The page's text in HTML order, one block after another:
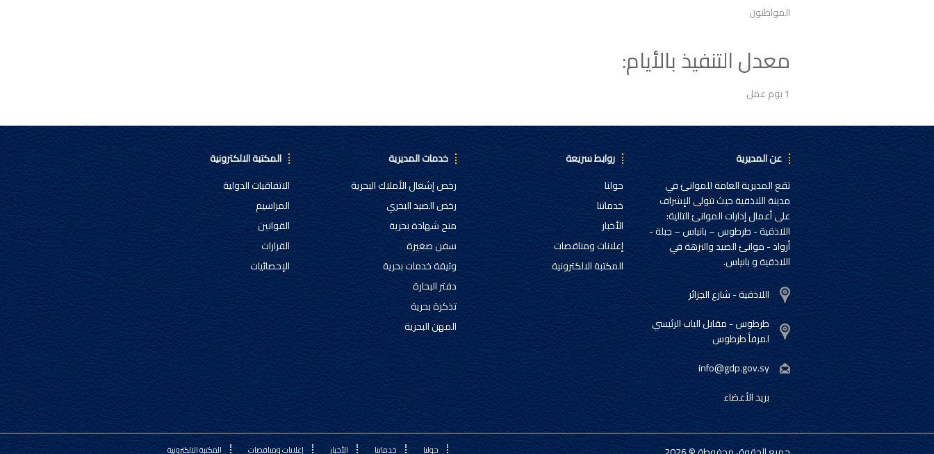
المواطنون
معدل التنفيذ بالأيام:
1 يوم عمل
عن المديرية
تقع المديرية العامة للموانئ في
مدينة اللاذقية حيث تتولى الإشراف
على أعمال إدارات الموانئ التالية:
اللاذقية - طرطوس – بانياس – جبلة -
أرواد - موانئ الصيد والنزهة في
اللاذقية و بانياس.
اللاذقية - شارع الجزائر
طرطوس - مقابل الباب الرئيسي
لمرفأ طرطوس
info@gdp.gov.sy
بريد الأعضاء
روابط سريعة
حولنا
خدماتنا
الأخبار
إعلانات ومناقصات
المكتبة الالكترونية
خدمات المديرية
رخص إشغال الأملاك البحرية
رخص الصيد البحري
منح شهادة بحرية
سفن صغيرة
وثيقة خدمات بحرية
دفتر البحارة
تذكرة بحرية
المهن البحرية
المكتبة الالكترونية
الاتفاقيات الدولية
المراسيم
القوانين
القرارات
الإحصائيات
حولنا خدماتنا الأخبار إعلانات ومناقصات المكتبة الالكترونية